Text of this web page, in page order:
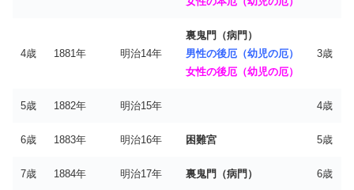
4歳 1881年 明治14年
裏鬼門（病門）
男性の後厄（幼児の厄）
女性の後厄（幼児の厄）
3歳
5歳 1882年 明治15年 4歳
6歳 1883年 明治16年 困難宮 5歳
7歳 1884年 明治17年 裏鬼門（病門） 6歳